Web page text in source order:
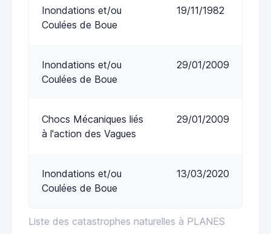
Liste des catastrophes naturelles à PLANES
Inondations et/ou
Coulées de Boue
19/11/1982
Inondations et/ou
Coulées de Boue
29/01/2009
Chocs Mécaniques liés
à l'action des Vagues
29/01/2009
Inondations et/ou
Coulées de Boue
13/03/2020